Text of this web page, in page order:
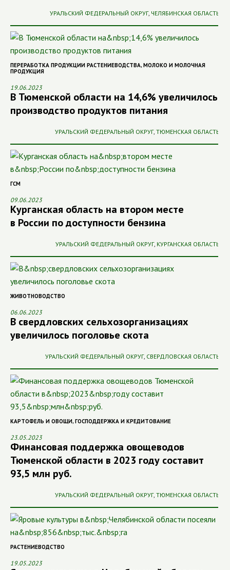
УРАЛЬСКИЙ ФЕДЕРАЛЬНЫЙ ОКРУГ, ЧЕЛЯБИНСКАЯ ОБЛАСТЬ
ПЕРЕРАБОТКА ПРОДУКЦИИ РАСТЕНИЕВОДСТВА, МОЛОКО И МОЛОЧНАЯ
ПРОДУКЦИЯ
19.06.2023
В Тюменской области на 14,6% увеличилось
производство продуктов питания
УРАЛЬСКИЙ ФЕДЕРАЛЬНЫЙ ОКРУГ, ТЮМЕНСКАЯ ОБЛАСТЬ
ГСМ
09.06.2023
Курганская область на втором месте
в России по доступности бензина
УРАЛЬСКИЙ ФЕДЕРАЛЬНЫЙ ОКРУГ, КУРГАНСКАЯ ОБЛАСТЬ
ЖИВОТНОВОДСТВО
06.06.2023
В свердловских сельхозорганизациях
увеличилось поголовье скота
УРАЛЬСКИЙ ФЕДЕРАЛЬНЫЙ ОКРУГ, СВЕРДЛОВСКАЯ ОБЛАСТЬ
КАРТОФЕЛЬ И ОВОЩИ, ГОСПОДДЕРЖКА И КРЕДИТОВАНИЕ
23.05.2023
Финансовая поддержка овощеводов
Тюменской области в 2023 году составит
93,5 млн руб.
УРАЛЬСКИЙ ФЕДЕРАЛЬНЫЙ ОКРУГ, ТЮМЕНСКАЯ ОБЛАСТЬ
РАСТЕНИЕВОДСТВО
19.05.2023